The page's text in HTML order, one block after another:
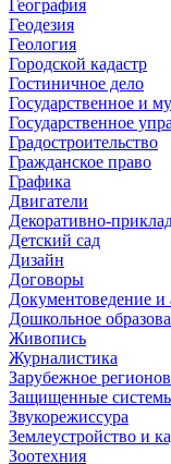
География
Геодезия
Геология
Городской кадастр
Гостиничное дело
Государственное и
Государственное
Градостроительство
Гражданское право
Графика
Двигатели
Декоративно-
Детский сад
Дизайн
Договоры
Документоведение и
Дошкольное
Живопись
Журналистика
Зарубежное
Защищенные
Звукорежиссура
Землеустройство и
Зоотехния